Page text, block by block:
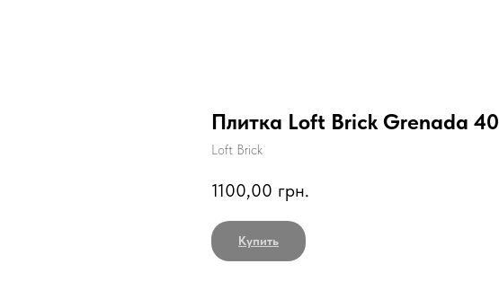
Плитка Loft Brick Grenada 40
Loft Brick
1100,00 грн.
Купить